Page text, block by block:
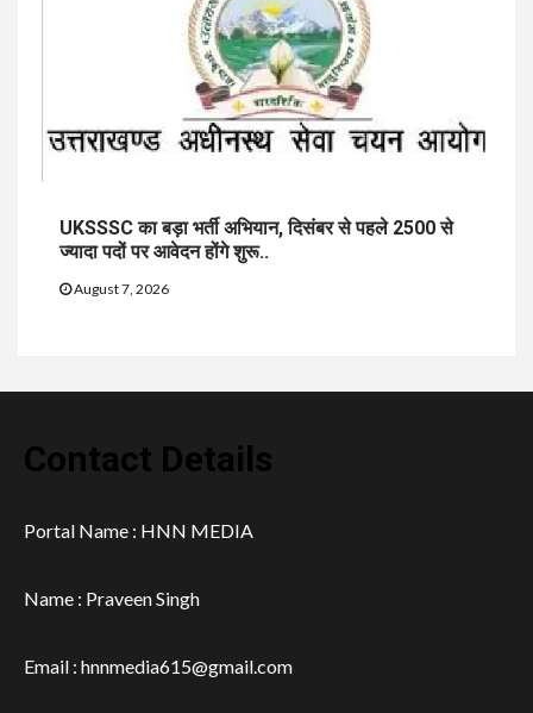
UKSSSC का बड़ा भर्ती अभियान, दिसंबर से पहले 2500 से
ज्यादा पदों पर आवेदन होंगे शुरू..
August 7, 2026
Contact Details
Portal Name : HNN MEDIA
Name : Praveen Singh
Email : hnnmedia615@gmail.com